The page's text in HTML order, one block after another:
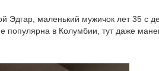
Эдгар, маленький мужичок лет 35 с
популярна в Колумбии, тут даже